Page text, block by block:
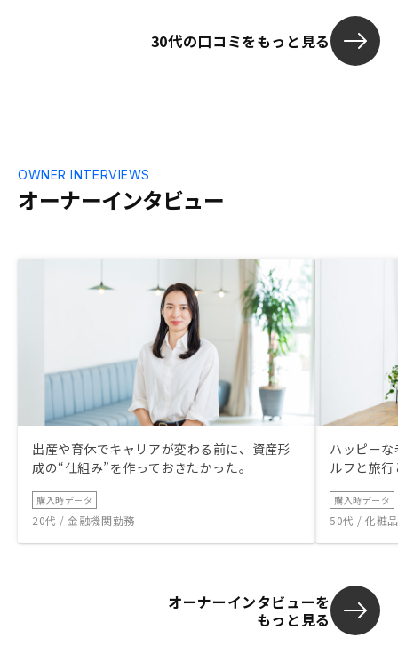
他の不動産会社に物件を見てもらうことが
後、さらに不動産投資に興味を持ち、2社
のマンション投資を扱う会社のセミナーや
面談を受けました。いろんな会社の得意と
を持っていないので、それのメリットも強
調しても良いのではと思いました。自社ブ
ランドのマンションを売りにしているとこ
ろは、マンション区分を全て一つの会社で
管理しているので、買い取りができるこ
と、他の家賃相場が分かること、どんな属
性の人が借りているかが分かること、ネー
ムバリューがあることを売りにしていて、
確かにそれもいいなぁと思います。(デメ
区でしか売れない、割高です。) あとは、
購入後のアフターフォローを期待してま
す。
30代の口コミをもっと見る
オーナーインタビュー
OWNER INTERVIEWS
出産や育休でキャリアが変わる前に、資産形
成の“仕組み”を作っておきたかった。
購入時データ
20代 / 金融機関勤務
ハッピー
ルフと旅
購入時データ
50代 / 化粧
オーナーインタビューを
もっと見る